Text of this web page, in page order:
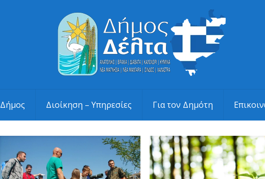
Δήμος Διοίκηση – Υπηρεσίες Για τον Δημότη